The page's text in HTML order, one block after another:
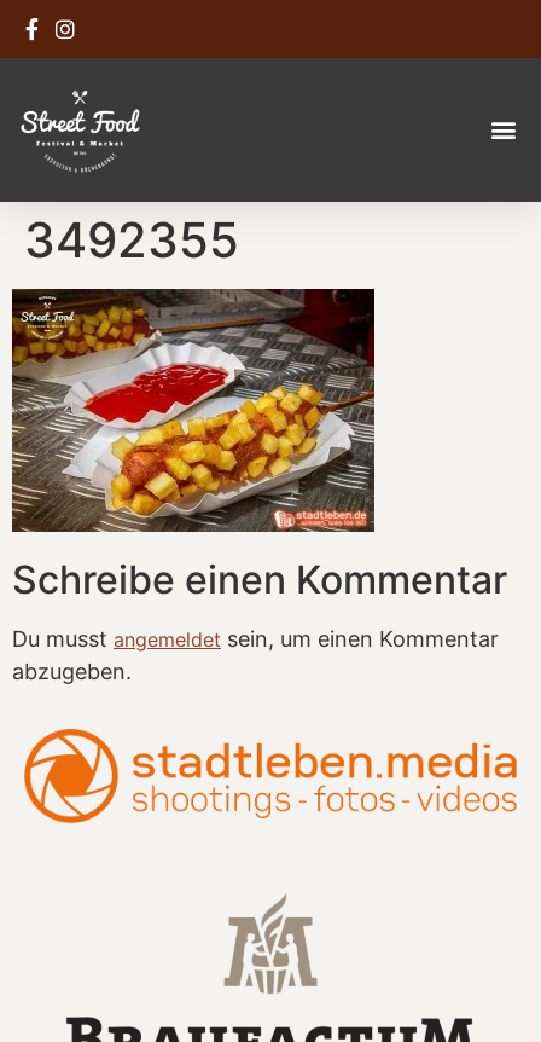
3492355
Schreibe einen Kommentar
Du musst angemeldet sein, um einen Kommentar
abzugeben.